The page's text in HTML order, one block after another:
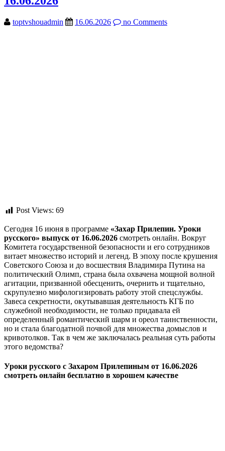
toptvshouadmin 16.06.2026 no Comments
Post Views: 69
Сегодня 16 июня в программе «Захар Прилепин. Уроки
русского» выпуск от 16.06.2026 смотреть онлайн. Вокруг
Комитета государственной безопасности и его сотрудников
витает множество историй и легенд. В эпоху после крушения
Советского Союза и до восшествия Владимира Путина на
политический Олимп, страна была охвачена мощной волной
агитации, призванной обесценить, очернить и тщательно,
скрупулезно мифологизировать работу этой спецслужбы.
Завеса секретности, окутывавшая деятельность КГБ по
служебной необходимости, не только придавала ей
определенный романтический шарм и ореол таинственности,
но и стала благодатной почвой для множества домыслов и
кривотолков. Так в чем же заключалась реальная суть работы
этого ведомства?
Уроки русского с Захаром Прилепиным от 16.06.2026
смотреть онлайн бесплатно в хорошем качестве